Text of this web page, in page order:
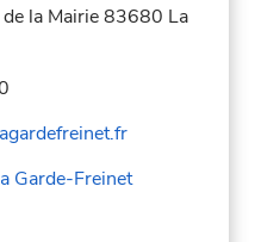
de la Mairie 83680 La
Garde-Freinet